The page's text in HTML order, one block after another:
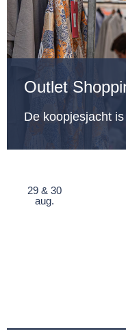
Outlet
De koopjesjacht
29 & 30
aug.